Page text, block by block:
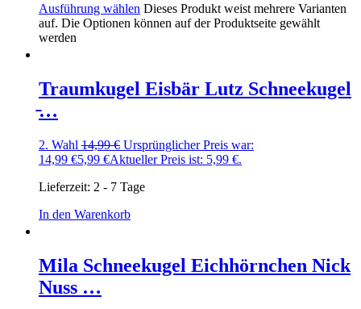
Ausführung wählen Dieses Produkt weist mehrere Varianten
auf. Die Optionen können auf der Produktseite gewählt
werden
Traumkugel Eisbär Lutz Schneekugel
̵…
2. Wahl 14,99€ Ursprünglicher Preis war:
14,99 €5,99 €Aktueller Preis ist: 5,99 €.
Lieferzeit: 2 - 7 Tage
In den Warenkorb
Mila Schneekugel Eichhörnchen Nick
Nuss …